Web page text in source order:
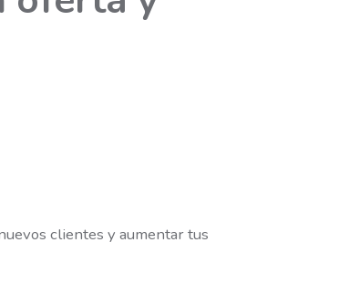
clientes y aumentar tus